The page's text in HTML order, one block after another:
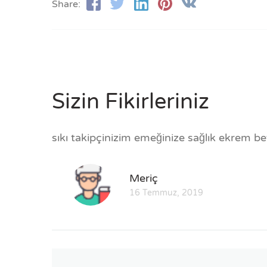
Share:
Sizin Fikirleriniz
sıkı takipçinizim emeğinize sağlık ekrem
Meriç
16 Temmuz, 2019